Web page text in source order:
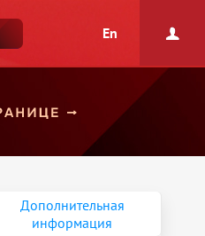
En
Дополнительная
информация